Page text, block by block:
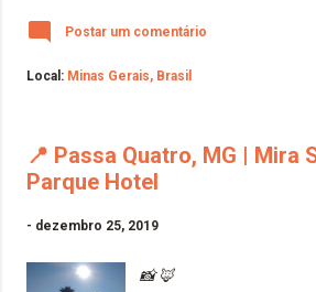
Postar um comentário
Local: Minas Gerais, Brasil
📍 Passa Quatro, MG | Mira
Parque Hotel
- dezembro 25, 2019
📸 🦊